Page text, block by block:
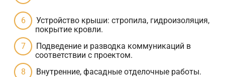
Устройство крыши: стропила, гидроизоляция,
покрытие кровли.
Подведение и разводка коммуникаций в
соответствии с проектом.
Внутренние, фасадные отделочные работы.